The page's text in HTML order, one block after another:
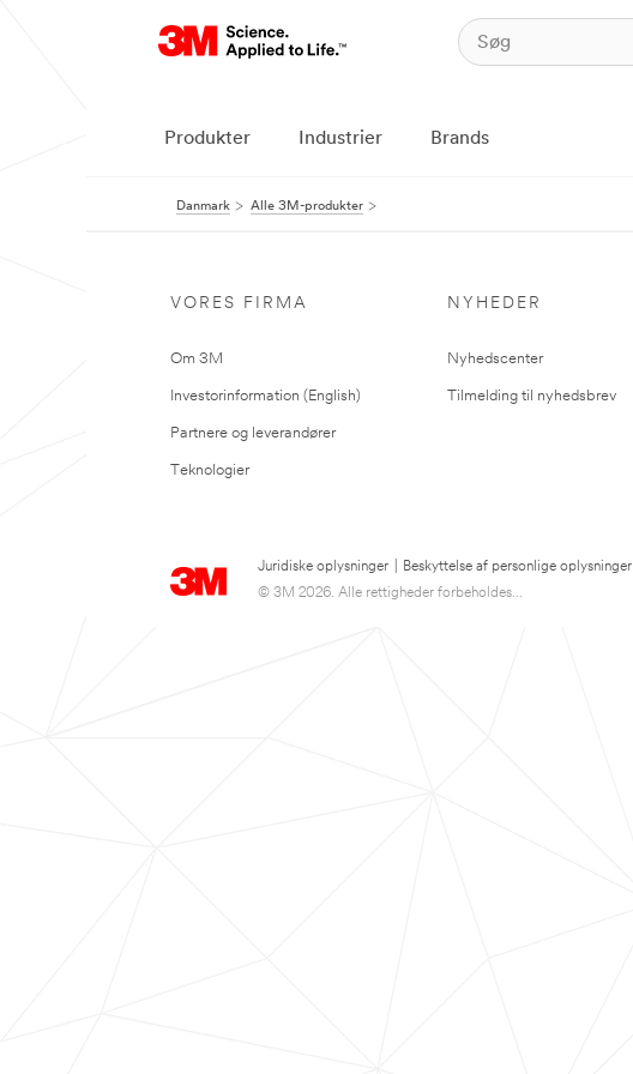
Produkter Industrier Brands
Danmark Alle 3M-produkter
VORES FIRMA
Om 3M
Investorinformation (English)
Partnere og leverandører
Teknologier
NYHEDER
Nyhedscenter
Tilmelding til nyhedsbrev
Juridiske oplysninger Beskyttelse af personlige oplysninger
© 3M 2026. Alle rettigheder forbeholdes...